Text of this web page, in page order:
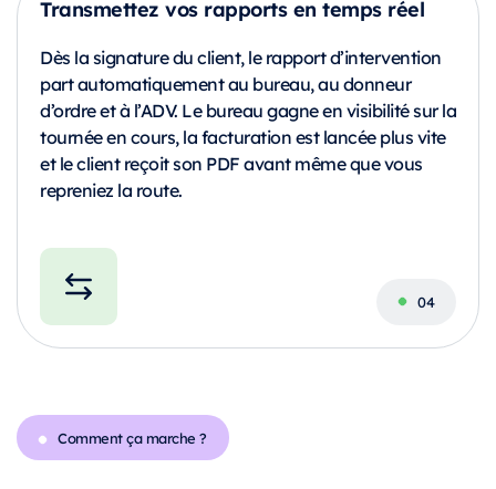
Transmettez vos rapports en temps réel
Dès la signature du client, le rapport d’intervention
part automatiquement au bureau, au donneur
d’ordre et à l’ADV. Le bureau gagne en visibilité sur la
tournée en cours, la facturation est lancée plus vite
et le client reçoit son PDF avant même que vous
repreniez la route.
Comment ça marche ?